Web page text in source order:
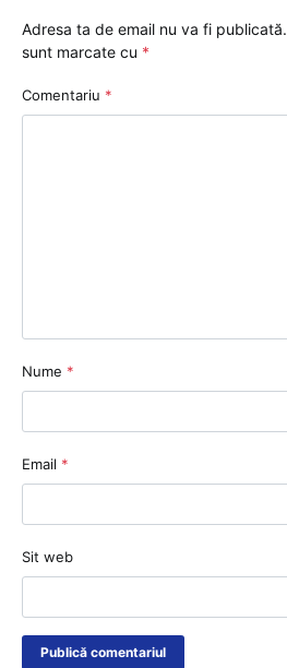
Adresa ta de email nu va fi publicată.
sunt marcate cu *
Comentariu *
Nume *
Email *
Sit web